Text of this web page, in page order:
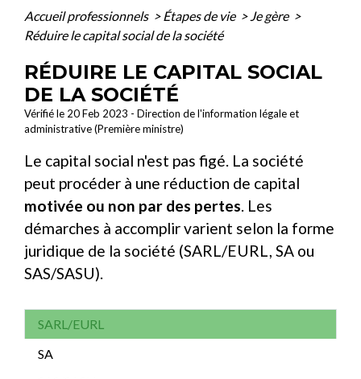
Accueil professionnels > Étapes de vie > Je gère >
Réduire le capital social de la société
RÉDUIRE LE CAPITAL SOCIAL
DE LA SOCIÉTÉ
Vérifié le 20 Feb 2023 - Direction de l'information légale et
administrative (Première ministre)
Le capital social n'est pas figé. La société
peut procéder à une réduction de capital
motivée ou non par des pertes . Les
démarches à accomplir varient selon la forme
juridique de la société (SARL/EURL, SA ou
SAS/SASU).
SARL/EURL
SA